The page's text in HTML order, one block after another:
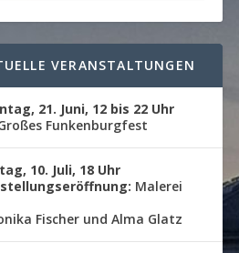
VERANSTALTUNGEN
21. Juni, 12 bis 22 Uhr
Funkenburgfest
10. Juli, 18 Uhr
Malerei
Fischer und Alma Glatz